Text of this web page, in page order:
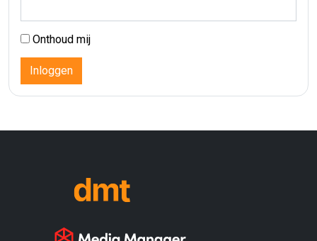
Onthoud mij